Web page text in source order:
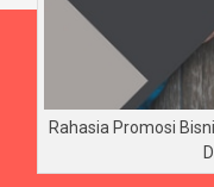
Beranda
Disclaimer
Copyright ©
Rahasia Promosi